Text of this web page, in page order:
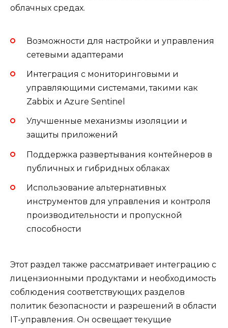
облачных средах.
Возможности для настройки и управления
сетевыми адаптерами
Интеграция с мониторинговыми и
управляющими системами, такими как
Zabbix и Azure Sentinel
Улучшенные механизмы изоляции и
защиты приложений
Поддержка развертывания контейнеров в
публичных и гибридных облаках
Использование альтернативных
инструментов для управления и контроля
производительности и пропускной
способности
Этот раздел также рассматривает интеграцию с
лицензионными продуктами и необходимость
соблюдения соответствующих разделов
политик безопасности и разрешений в области
IT-управления. Он освещает текущие